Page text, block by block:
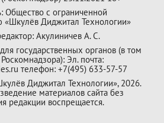
Общество с ограниченной
«Шкулёв Диджитал Технологии»
Акулиничев А. С.
государственных органов (в том
Эл. почта:
телефон: +7(495) 633-57-57
Диджитал Технологии», 2026.
материалов сайта без
редакции воспрещается.